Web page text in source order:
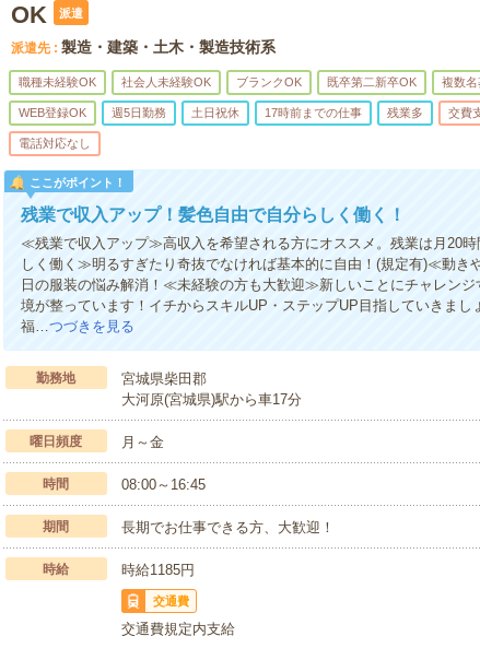
OK
派遣
派遣先 製造・建築・土木・製造技術系
職種未経験OK 社会人未経験OK ブランクOK 既卒第二新卒OK 複数名
WEB登録OK 週5日勤務 土日祝休 17時前までの仕事 残業多 交費
電話対応なし
ここがポイント！
残業で収入アップ！髪色自由で自分らしく働く！
≪残業で収入アップ≫高収入を希望される方にオススメ。残業は月20
しく働く≫明るすぎたり奇抜でなければ基本的に自由！(規定有)≪動き
日の服装の悩み解消！≪未経験の方も大歓迎≫新しいことにチャレン
境が整っています！イチからスキルUP・ステップUP目指していきま
福…つづきを見る
勤務地
宮城県柴田郡
大河原(宮城県)駅から車17分
曜日頻度 月～金
時間 08:00～16:45
期間 長期でお仕事できる方、大歓迎！
時給 時給1185円
交通費
交通費規定内支給